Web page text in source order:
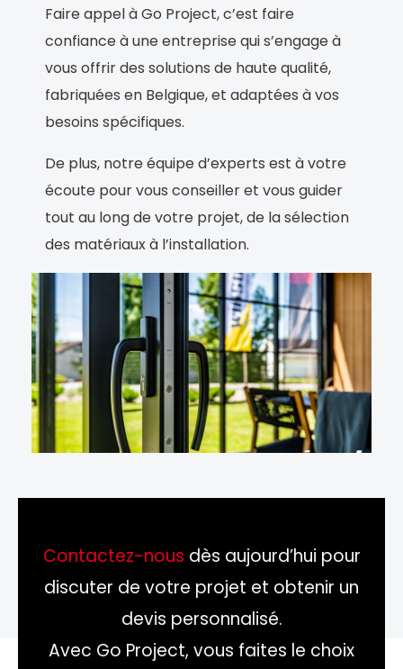
Faire appel à Go Project, c’est faire
confiance à une entreprise qui s’engage à
vous offrir des solutions de haute qualité,
fabriquées en Belgique, et adaptées à vos
besoins spécifiques.
De plus, notre équipe d’experts est à votre
écoute pour vous conseiller et vous guider
tout au long de votre projet, de la sélection
des matériaux à l’installation.
Contactez-nous dès aujourd’hui pour
discuter de votre projet et obtenir un
devis personnalisé.
Avec Go Project, vous faites le choix